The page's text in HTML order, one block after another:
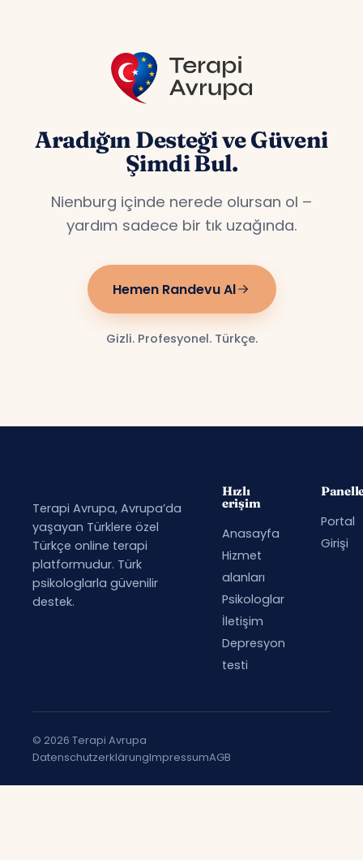
Aradığın Desteği ve Güveni
Şimdi Bul.
Nienburg içinde nerede olursan ol –
yardım sadece bir tık uzağında.
Hemen Randevu Al
Gizli. Profesyonel. Türkçe.
Terapi Avrupa, Avrupa’da
yaşayan Türklere özel
Türkçe online terapi
platformudur. Türk
psikologlarla güvenilir
destek.
Hızlı
erişim
Anasayfa
Hizmet
alanları
Psikologlar
İletişim
Depresyon
testi
Portal
Girişi
© 2026 Terapi Avrupa
DatenschutzerklärungImpressumAGB